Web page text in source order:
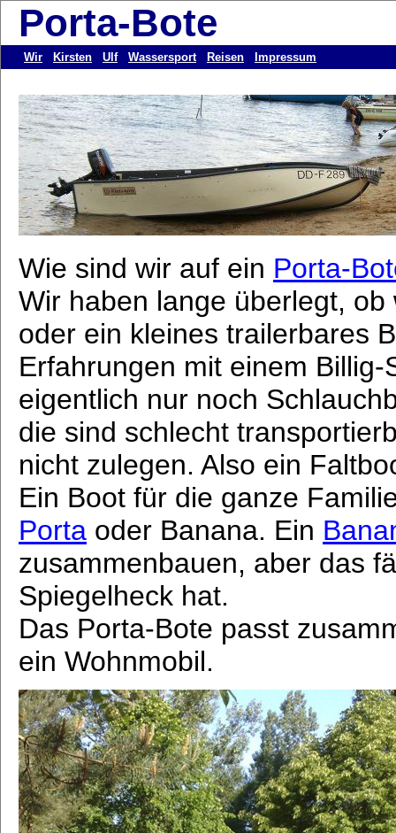
Porta-Bote
Wir Kirsten Ulf Wassersport Reisen Impressum
Wie sind wir auf ein Porta-
Wir haben lange überlegt,
oder ein kleines trailerbares
Erfahrungen mit einem
eigentlich nur noch
die sind schlecht
nicht zulegen. Also ein
Ein Boot für die ganze
Porta oder Banana. Ein
zusammenbauen, aber das
Spiegelheck hat.
Das Porta-Bote passt
ein Wohnmobil.